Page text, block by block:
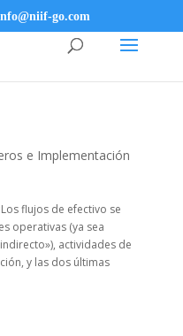
go.com
e Implementación
flujos de efectivo se
operativas (ya sea
actividades de
y las dos últimas